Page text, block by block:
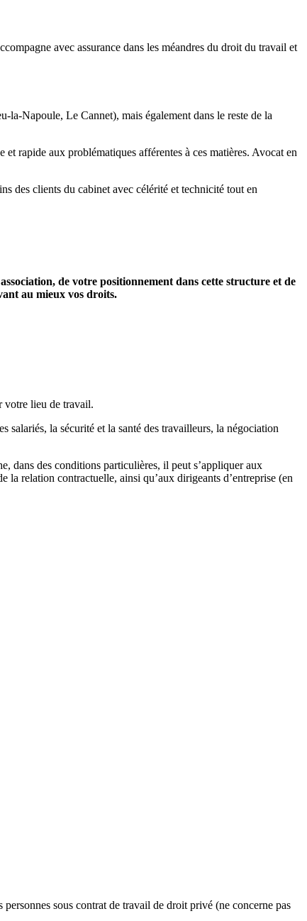
avec assurance dans les méandres du droit du travail et
la-Napoule, Le Cannet), mais également dans le reste de la
rapide aux problématiques afférentes à ces matières. Avocat en
des clients du cabinet avec célérité et technicité tout en
de votre positionnement dans cette structure et de
au mieux vos droits.
votre lieu de travail.
salariés, la sécurité et la santé des travailleurs, la négociation
dans des conditions particulières, il peut s’appliquer aux
la relation contractuelle, ainsi qu’aux dirigeants d’entreprise (en
sous contrat de travail de droit privé (ne concerne pas